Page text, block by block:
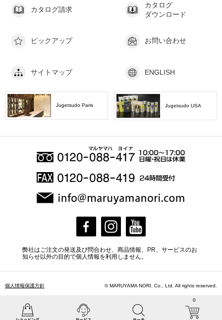
0
カタログ請求
カタログ
ダウンロード
ピックアップ お問い合わせ
サイトマップ ENGLISH
Jugetsudo Paris Jugetsudo USA
弊社はご注文の発送及び問合わせ、商品情報、PR、サービスのお
知らせ以外の目的で個人情報を利用しません。
個人情報保護方針 © MARUYAMA NORI. Co., Ltd. All rights reserved.